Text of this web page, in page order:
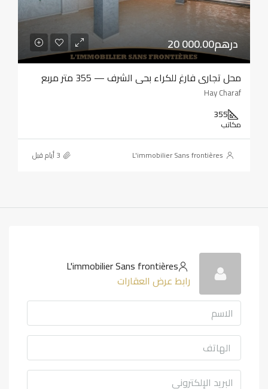
20 000.00درهم
محل تجاري فارغ للكراء بحي الشرف — 355 متر مربع
Hay Charaf
355
مكاتب
L'immobilier Sans frontières
L'immobilier Sans frontières
رابط عرض العقارات